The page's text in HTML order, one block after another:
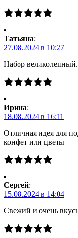
Татьяна:
27.08.2024 в 10:27
Набор
Ирина:
18.08.2024 в 16:11
Отличная идея для
конфет или цветы
Сергей:
15.08.2024 в 14:04
Свежий и очень